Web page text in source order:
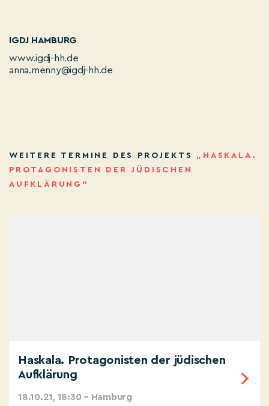
IGDJ HAMBURG
www.igdj-hh.de
anna.menny@igdj-hh.de
WEITERE TERMINE DES PROJEKTS „HASKALA.
PROTAGONISTEN DER JÜDISCHEN
AUFKLÄRUNG”
Haskala. Protagonisten der jüdischen
Aufklärung
18.10.21, 18:30 – Hamburg